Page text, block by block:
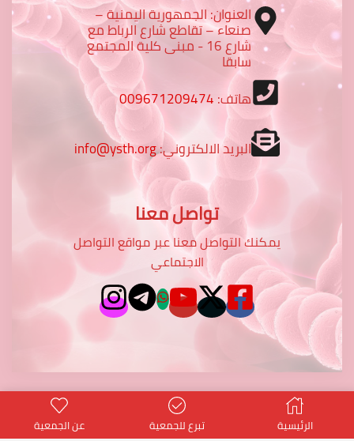
العنوان: الجمهورية اليمنية –
صنعاء – تقاطع شارع الرباط مع
شارع 16 - مبنى كلية المجتمع
سابقا
هاتف:009671209474
البريد الالكتروني:info@ysth.org
تواصل معنا
يمكنك التواصل معنا عبر مواقع التواصل
الاجتماعي
الرئيسية تبرع للجمعية عن الجمعية